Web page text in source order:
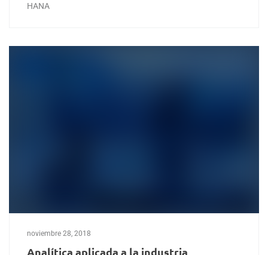
HANA
noviembre 28, 2018
Analítica aplicada a la industria